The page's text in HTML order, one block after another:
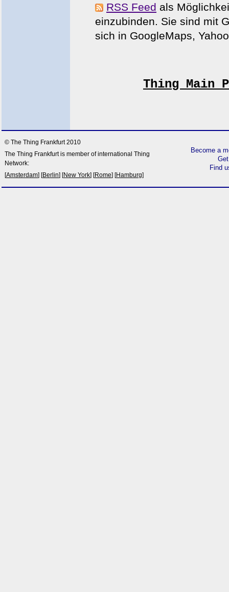
RSS Feed als
einzubinden. Sie sind mit
sich in GoogleMaps,
Thing Main
© The Thing Frankfurt 2010
The Thing Frankfurt is member of international Thing
Network:
[Amsterdam] [Berlin] [New York] [Rome] [Hamburg]
Become a
Find